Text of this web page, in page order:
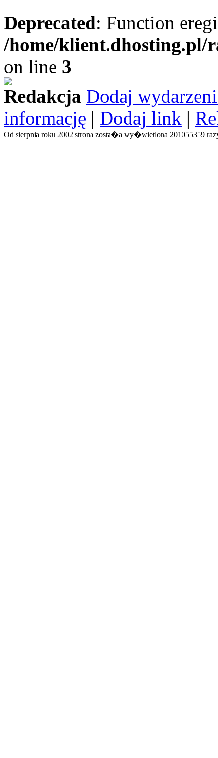
Deprecated: Function
/home/
on line 3
Redakcja Dodaj
informację | Dodaj link |
Od sierpnia roku 2002 strona zosta�a wy�wietlona 201055359